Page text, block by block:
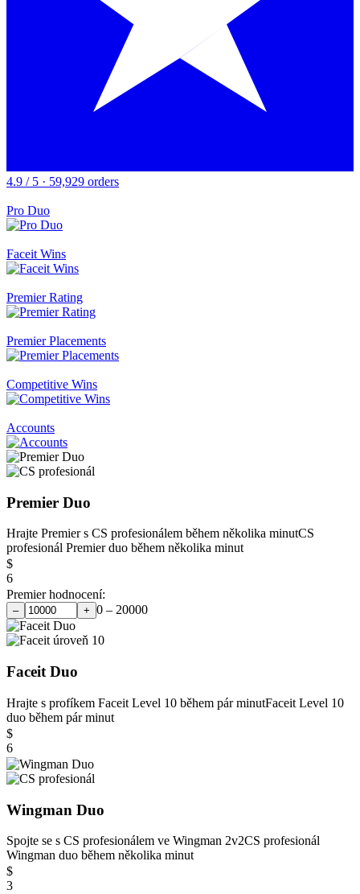
4.9 / 5 · 59,929 orders
Pro Duo
Faceit Wins
Premier Rating
Premier Placements
Competitive Wins
Accounts
Premier Duo
Hrajte Premier s CS profesionálem během několika minutCS
profesionál Premier duo během několika minut
$
6
Premier hodnocení:
– + 0 – 20000
Faceit Duo
Hrajte s profíkem Faceit Level 10 během pár minutFaceit Level 10
duo během pár minut
$
6
Wingman Duo
Spojte se s CS profesionálem ve Wingman 2v2CS profesionál
Wingman duo během několika minut
$
3